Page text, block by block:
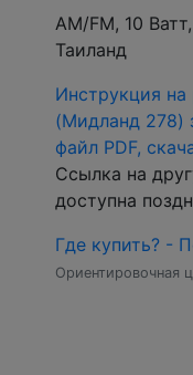
АМ/FM, 10
Таиланд
Инструкция
(Мидланд 278)
файл PDF,
Ссылка на
доступна
Где купить? -
Ориентировочная